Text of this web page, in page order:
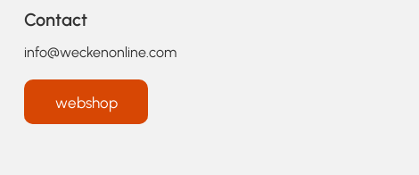
Contact
info@weckenonline.com
webshop